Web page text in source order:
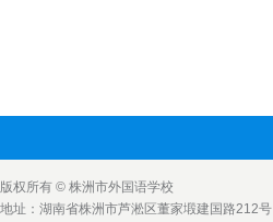
版权所有 © 株洲市外国语学校
地址：湖南省株洲市芦淞区董家塅建国路212号